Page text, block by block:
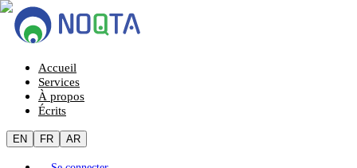
Accueil
Services
À propos
Écrits
EN FR AR